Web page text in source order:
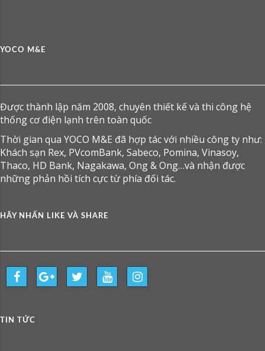
YOCO M&E
Được thành lập năm 2008, chuyên thiết kế và thi công hệ
thống cơ điện lạnh trên toàn quốc
Thời gian qua YOCO M&E đã hợp tác với nhiều công ty như:
Khách sạn Rex, PVcomBank, Sabeco, Pomina, Vinasoy,
Thaco, HD Bank, Nagakawa, Ong & Ong…và nhận được
những phản hồi tích cực từ phía đối tác.
HÃY NHẤN LIKE VÀ SHARE
TIN TỨC